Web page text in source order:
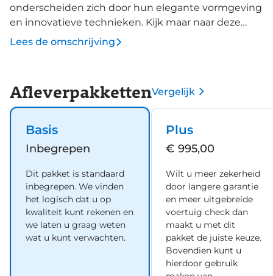
onderscheiden zich door hun elegante vormgeving
en innovatieve technieken. Kijk maar naar deze
Peugeot 308 SW. De toekomst is hybride: de combi
bijrijder compleet in de watten met de
verwarmbare voorstoelen. De sportstoelen zorgen
ervoor dat u goed en comfortabel zit, ook als het
lichtmetalen velgen, LED koplampen, extra getint
glas, in delen neerklapbare achterbank, LED-
achterlichten en verstelbare lendensteunen ook
tot de uitrusting van deze complete auto. Het slim
uitgedachte digitale dashboard toont alle
essentiële ritinformatie in één oogopslag. Geen
nekkramp of spiegelwerk meer bij het
achteruitrijden: de achteruitrijcamera kijkt en ziet
alles! Adaptive cruise control houdt de ingestelde
Lees de omschrijving
AfleverpakkettenVergelijk
Basis
Inbegrepen
Dit pakket is standaard
inbegrepen. We vinden
het logisch dat u op
kwaliteit kunt rekenen en
we laten u graag weten
wat u kunt verwachten.
Plus
€ 995,00
Wilt u meer zekerheid
door langere garantie
en meer uitgebreide
voertuig check dan
maakt u met dit
pakket de juiste keuze.
Bovendien kunt u
hierdoor gebruik